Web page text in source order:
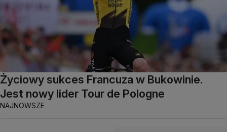
Życiowy sukces Francuza w Bukowinie.
Jest nowy lider Tour de Pologne
NAJNOWSZE